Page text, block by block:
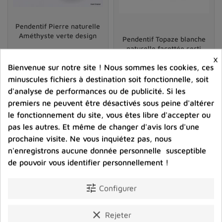
Certains passionnés de lithothérapie conseillent
réception d’un
pendentif énergétique en pierre
Nettoyer la pierre soigneusement, choisir un moment
sur la peau seraient autant d’étapes destinées à ouvrir
la pierre à sa future mission.
D’autres préfèrent accorder du temps à la
contemplation quotidienne du pendentif, méditant sur
ses couleurs et ses reflets pour renforcer la connexion à
leurs propres aspirations. Au fil du temps, ce simple
bijou s’imprègne de souvenirs, d’émotions et d’un
pouvoir symbolique presque palpable.
La popularité croissante despendentifs en pierre
imposants, bruts ou finement polis, ces accessoires
Pendentif Pierre naturelle
Améthyste verte design
Prix
43,00 €
shopping_cart  favorite_border
Pendentif Topaze blanche
naturelle facettée serti
Prix
44,00 €
shopping_cart  favorite_border
×
Bienvenue sur notre site ! Nous sommes les cookies, ces
minuscules fichiers à destination soit fonctionnelle, soit
d'analyse de performances ou de publicité. Si les
premiers ne peuvent être désactivés sous peine d'altérer
le fonctionnement du site, vous êtes libre d'accepter ou
pas les autres. Et même de changer d'avis lors d'une
prochaine visite. Ne vous inquiétez pas, nous
n'enregistrons aucune donnée personnelle susceptible
de pouvoir vous identifier personnellement !
tune Configurer
clear Rejeter